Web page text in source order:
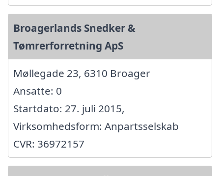
Broagerlands Snedker &
Tømrerforretning ApS
Møllegade 23, 6310 Broager
Ansatte: 0
Startdato: 27. juli 2015,
Virksomhedsform: Anpartsselskab
CVR: 36972157